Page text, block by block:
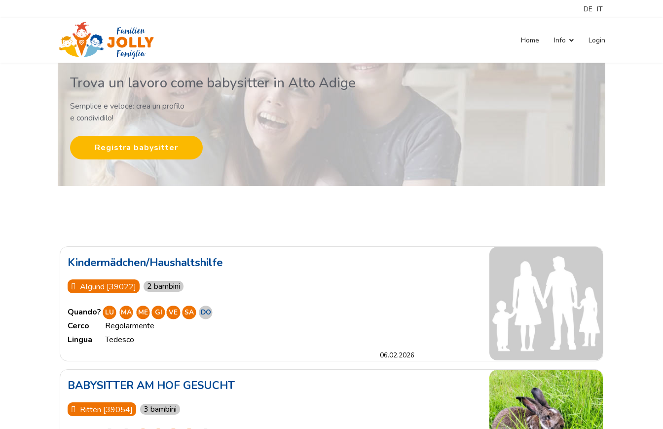
DE IT
Home Info Login
Trova un lavoro come babysitter in Alto Adige
Semplice e veloce: crea un profilo
e condividilo!
Registra babysitter
Kindermädchen/Haushaltshilfe
Algund [39022] 2 bambini
Quando? LU MA ME GI VE SA DO
Cerco
Regolarmente
Lingua
Tedesco
06.02.2026
BABYSITTER AM HOF GESUCHT
Ritten [39054] 3 bambini